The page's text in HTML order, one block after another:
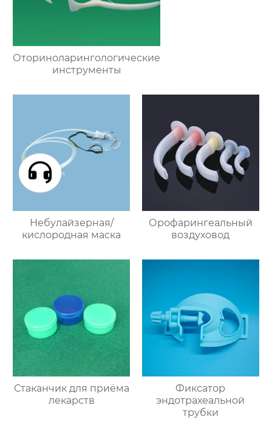
Оториноларингологические
инструменты
Небулайзерная/
кислородная маска
Орофарингеальный
воздуховод
Стаканчик для приёма
лекарств
Фиксатор
эндотрахеальной
трубки